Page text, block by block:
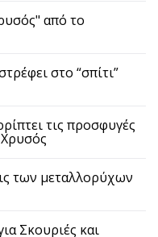
από το
στο “σπίτι”
τις προσφυγές
των μεταλλορύχων
Σκουριές και